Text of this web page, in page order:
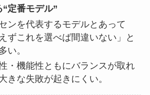
定番モデル”
ンを代表するモデルとあって
ずこれを選べば間違いない」と
い。
・機能性ともにバランスが取れ
きな失敗が起きにくい。